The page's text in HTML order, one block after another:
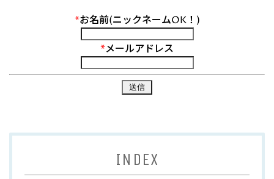
*お名前(ニックネームOK！)
*メールアドレス
INDEX